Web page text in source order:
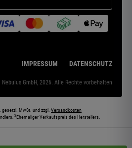
IMPRESSUM DATENSCHUTZ
Nebulus GmbH, 2026. Alle Rechte vorbehalten
MwSt. und zzgl. Versandkosten
2Ehemaliger Verkaufspreis des Herstellers.
können teilweise KI-generiert sein. Die
entsprechen den angebotenen Artikeln.